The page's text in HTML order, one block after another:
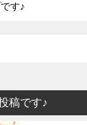
す♪
稿です♪